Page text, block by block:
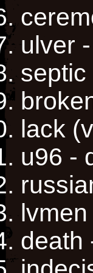
ulver
septic
lack
u96 -
death